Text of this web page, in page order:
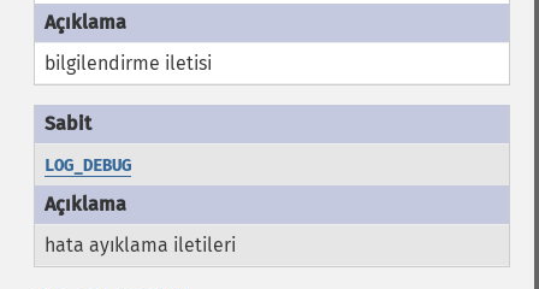
bilgilendirme iletisi
LOG_DEBUG
hata ayıklama iletileri